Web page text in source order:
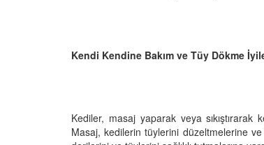
Kendi Kendine Bakım ve Tüy Dökme
Kediler, masaj yaparak veya
Masaj, kedilerin tüylerini düzeltmelerine